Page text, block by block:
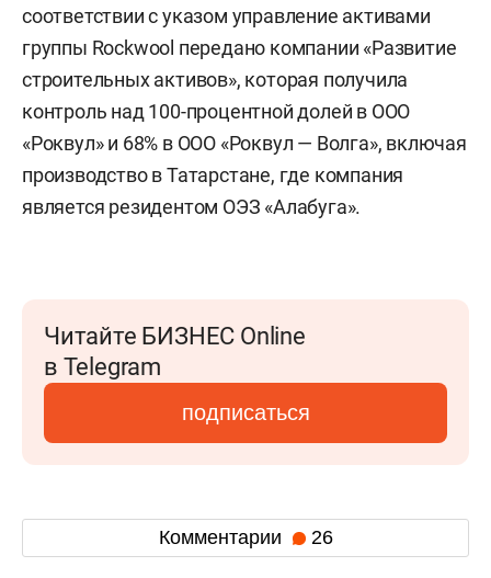
соответствии с указом управление активами
группы Rockwool передано компании «Развитие
строительных активов», которая получила
контроль над 100-процентной долей в ООО
«Роквул» и 68% в ООО «Роквул — Волга», включая
производство в Татарстане, где компания
является резидентом ОЭЗ «Алабуга».
Читайте БИЗНЕС Online
в Telegram
подписаться
Комментарии 26